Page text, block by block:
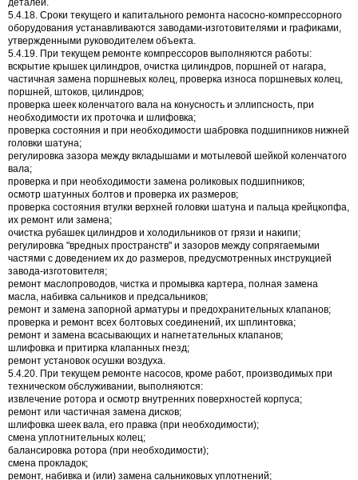
деталей.
5.4.18. Сроки текущего и капитального ремонта насосно-компрессорного
оборудования устанавливаются заводами-изготовителями и графиками,
утвержденными руководителем объекта.
5.4.19. При текущем ремонте компрессоров выполняются работы:
вскрытие крышек цилиндров, очистка цилиндров, поршней от нагара,
частичная замена поршневых колец, проверка износа поршневых колец,
поршней, штоков, цилиндров;
проверка шеек коленчатого вала на конусность и эллипсность, при
необходимости их проточка и шлифовка;
проверка состояния и при необходимости шабровка подшипников нижней
головки шатуна;
регулировка зазора между вкладышами и мотылевой шейкой коленчатого
вала;
проверка и при необходимости замена роликовых подшипников;
осмотр шатунных болтов и проверка их размеров;
проверка состояния втулки верхней головки шатуна и пальца крейцкопфа,
их ремонт или замена;
очистка рубашек цилиндров и холодильников от грязи и накипи;
регулировка "вредных пространств" и зазоров между сопрягаемыми
частями с доведением их до размеров, предусмотренных инструкцией
завода-изготовителя;
ремонт маслопроводов, чистка и промывка картера, полная замена
масла, набивка сальников и предсальников;
ремонт и замена запорной арматуры и предохранительных клапанов;
проверка и ремонт всех болтовых соединений, их шплинтовка;
ремонт и замена всасывающих и нагнетательных клапанов;
шлифовка и притирка клапанных гнезд;
ремонт установок осушки воздуха.
5.4.20. При текущем ремонте насосов, кроме работ, производимых при
техническом обслуживании, выполняются:
извлечение ротора и осмотр внутренних поверхностей корпуса;
ремонт или частичная замена дисков;
шлифовка шеек вала, его правка (при необходимости);
смена уплотнительных колец;
балансировка ротора (при необходимости);
смена прокладок;
ремонт, набивка и (или) замена сальниковых уплотнений;